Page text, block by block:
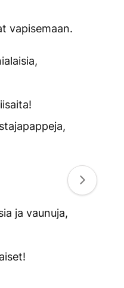
vapisemaan.
ja vaunuja,